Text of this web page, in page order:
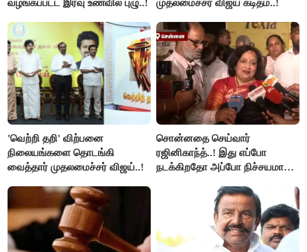
வழங்கப்பட்ட இரவு உணவில் புழு..!
முதலமைச்சர் விஜய் கடிதம்..!
'வெற்றி தறி' விற்பனை
நிலையங்களை தொடங்கி
வைத்தார் முதலமைச்சர் விஜய்..!
சொன்னதை செய்வார்
ரஜினிகாந்த்..! இது எப்போ
நடக்கிறதோ அப்போ நிச்சயமாக
ரஜினிகாந்த்..!